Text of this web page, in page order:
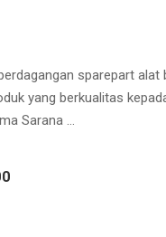
sparepart alat
yang berkualitas
Sarana …